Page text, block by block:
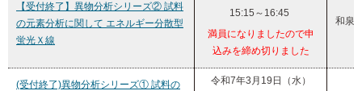
【受付終了】異物分析シリーズ② 試料
の元素分析に関して エネルギー分散型
蛍光Ｘ線
15:15～16:45
満員になりましたので申
込みを締め切りました
和泉
(受付終了)異物分析シリーズ① 試料の
令和7年3月19日（水）